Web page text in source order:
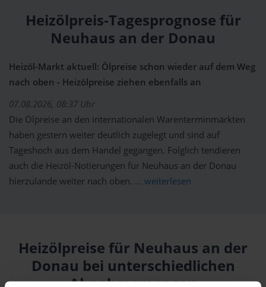
Heizölpreis-Tagesprognose für
Neuhaus an der Donau
Heizöl-Markt aktuell: Ölpreise schon wieder auf dem Weg
nach oben - Heizölpreise ziehen ebenfalls an
07.08.2026, 08:37 Uhr
Die Ölpreise an den internationalen Warenterminmärkten
haben gestern weiter deutlich zugelegt und sind auf
Tageshoch aus dem Handel gegangen. Folglich tendieren
auch die Heizöl-Notierungen für Neuhaus an der Donau
hierzulande weiter nach oben. ... weiterlesen
Heizölpreise für Neuhaus an der
Donau bei unterschiedlichen